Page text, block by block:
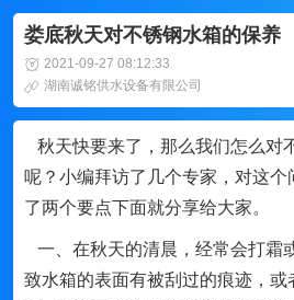
娄底秋天对不锈钢水箱的保养
2021-09-27 08:12:33
湖南诚铭供水设备有限公司
秋天快要来了，那么我们怎么对
呢？小编拜访了几个专家，对这个
了两个要点下面就分享给大家。
一、在秋天的清晨，经常会打霜
致水箱的表面有被刮过的痕迹，或